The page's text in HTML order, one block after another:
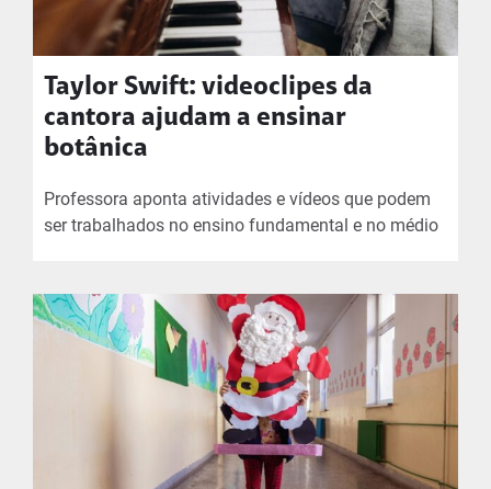
Taylor Swift: videoclipes da
cantora ajudam a ensinar
botânica
Professora aponta atividades e vídeos que podem
ser trabalhados no ensino fundamental e no médio